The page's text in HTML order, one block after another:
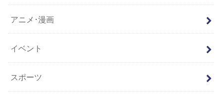
アニメ･漫画
イベント
スポーツ